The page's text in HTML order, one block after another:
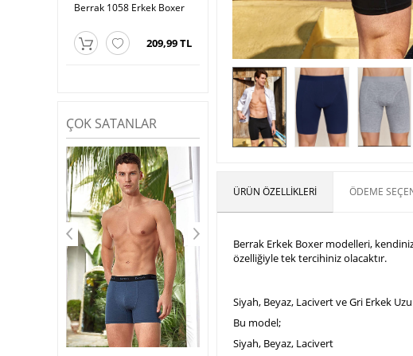
Berrak 1058 Erkek Boxer
209,99 TL
Berrak 4431 Dijital Erkek
Boxer
209,99 TL
Berrak 4497
ÇOK SATANLAR
ÜRÜN ÖZELLIKLERI ÖDEME
Berrak Erkek Boxer modelleri,
özelliğiyle tek tercihiniz olacaktır.
Siyah, Beyaz, Lacivert ve Gri Erkek
Bu model;
Siyah, Beyaz, Lacivert